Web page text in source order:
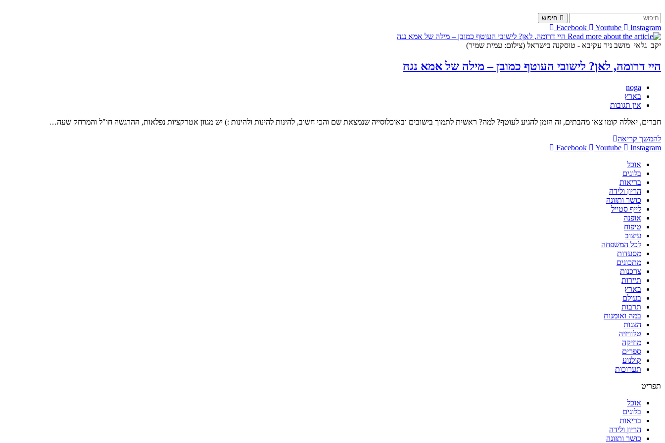
to
content
חיפוש
Facebook Youtube Instagram
יקב גלאי מושב ניר עקיבא - טוסקנה בישראל (צילום: עמית שמיר)
היי דרומה, לאן? לישובי העוטף כמובן – מילה של אמא נגה
מחבר:
noga
קטגוריה:
בארץ
תגובות:
אין תגובות
חברים, יאללה קומו צאו מהבתים, זה הזמן להגיע לעוטף? למה? ראשית לתמוך בישובים ובאוכלוסייה שנמצאת שם והכי חשוב, להינות להינות ולהינות :) יש מגוון אטרקציות נפלאות, ההרגשה חו"ל והמרחק שעה…
להמשך קריאההיי
דרומה,
–
מילה
של
Facebook Youtube
Instagram
אוכל
בלוגים
בריאות
הריון ולידה
כושר ותזונה
לייף סטייל
אופנה
טיפוח
עיצוב
לכל המשפחה
מסעדות
מתכונים
צרכנות
תיירות
בארץ
בעולם
תרבות
במה ואומנות
הצגות
טלוויזיה
מוזיקה
ספרים
קולנוע
תערוכות
תפריט
אוכל
בלוגים
בריאות
הריון ולידה
כושר ותזונה